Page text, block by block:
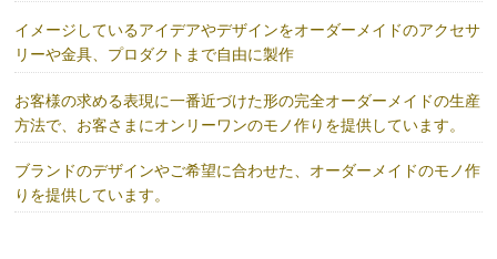
イメージしているアイデアやデザインをオーダーメイドのアクセサ
リーや金具、プロダクトまで自由に製作
お客様の求める表現に一番近づけた形の完全オーダーメイドの生産
方法で、お客さまにオンリーワンのモノ作りを提供しています。
ブランドのデザインやご希望に合わせた、オーダーメイドのモノ作
りを提供しています。